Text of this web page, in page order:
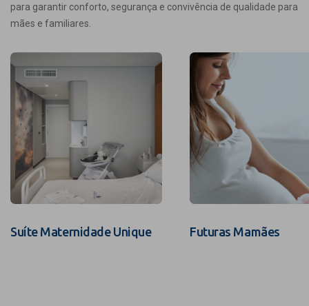
para garantir conforto, segurança e convivência de qualidade para
mães e familiares.
Suíte Maternidade Unique Futuras Mamães